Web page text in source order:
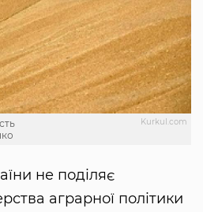
Kurkul.com
не поділяє
аграрної політики